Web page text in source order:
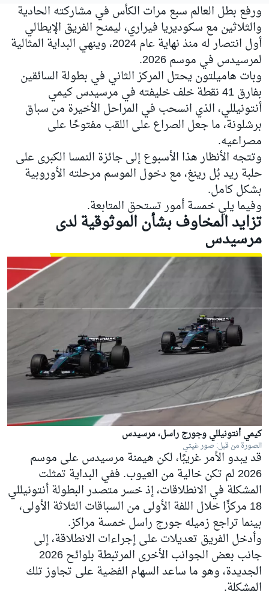
ورفع بطل العالم سبع مرات الكأس في مشاركته الحادية
والثلاثين مع سكوديريا فيراري، ليمنح الفريق الإيطالي
أول انتصار له منذ نهاية عام 2024، وينهي البداية المثالية
لمرسيدس في موسم 2026.
وبات هاميلتون يحتل المركز الثاني في بطولة السائقين
بفارق 41 نقطة خلف خليفته في مرسيدسكيمي
أنتونيللي، الذي انسحب في المراحل الأخيرة من سباق
برشلونة، ما جعل الصراع على اللقب مفتوحًا على
مصراعيه.
وتتجه الأنظار هذا الأسبوع إلى جائزة النمسا الكبرى على
حلبة ريد بُل رينغ، مع دخول الموسم مرحلته الأوروبية
بشكل كامل.
وفيما يلي خمسة أمور تستحق المتابعة.
تزايد المخاوف بشأن الموثوقية لدى
مرسيدس
كيمي أنتونيللي وجورج راسل، مرسيدس
الصورة من قبل: صور غيتي
قد يبدو الأمر غريبًا، لكن هيمنة مرسيدس على موسم
2026 لم تكن خالية من العيوب. ففي البداية تمثلت
المشكلة في الانطلاقات، إذ خسر متصدر البطولة أنتونيللي
18 مركزًا خلال اللفة الأولى من السباقات الثلاثة الأولى،
بينما تراجع زميلهجورج راسلخمسة مراكز.
وأدخل الفريق تعديلات على إجراءات الانطلاقة، إلى
جانب بعض الجوانب الأخرى المرتبطة بلوائح 2026
الجديدة، وهو ما ساعد السهام الفضية على تجاوز تلك
المشكلة.